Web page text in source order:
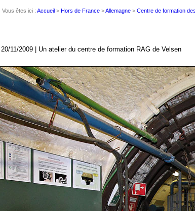
Vous êtes ici : Accueil > Hors de France >Allemagne > Centre de formation
20/11/2009 | Un atelier du centre de formation RAG de Velsen